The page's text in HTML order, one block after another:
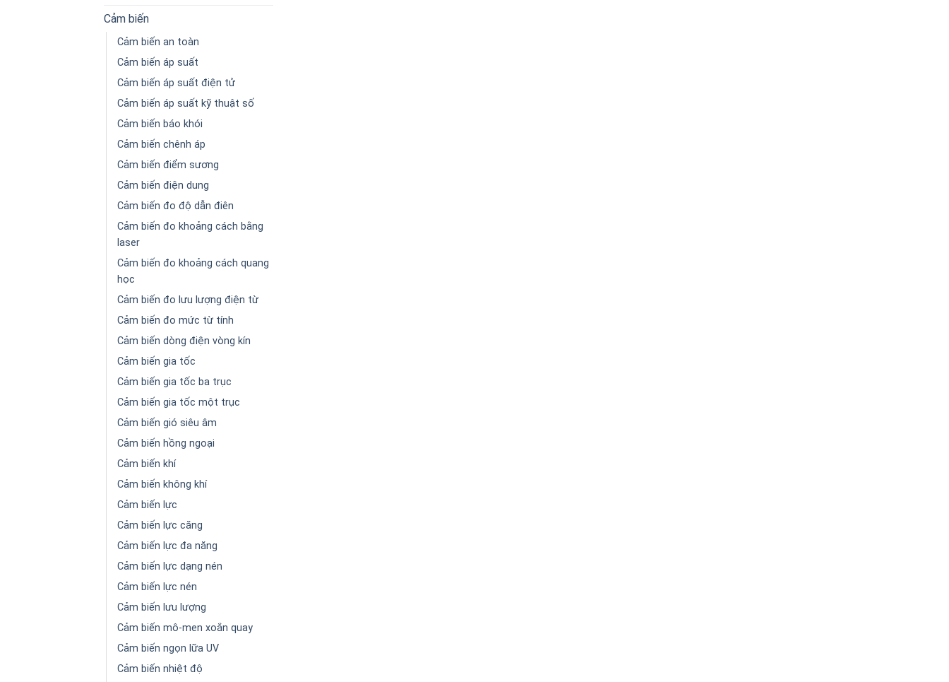
Cảm biến
Cảm biến an toàn
Cảm biến áp suất
Cảm biến áp suất điện tử
Cảm biến áp suất kỹ thuật số
Cảm biến báo khói
Cảm biến chênh áp
Cảm biến điểm sương
Cảm biến điện dung
Cảm biến đo độ dẫn điên
Cảm biến đo khoảng cách bằng
laser
Cảm biến đo khoảng cách quang
học
Cảm biến đo lưu lượng điện từ
Cảm biến đo mức từ tính
Cảm biến dòng điện vòng kín
Cảm biến gia tốc
Cảm biến gia tốc ba trục
Cảm biến gia tốc một trục
Cảm biến gió siêu âm
Cảm biến hồng ngoại
Cảm biến khí
Cảm biến không khí
Cảm biến lực
Cảm biến lực căng
Cảm biến lực đa năng
Cảm biến lực dạng nén
Cảm biến lực nén
Cảm biến lưu lượng
Cảm biến mô-men xoắn quay
Cảm biến ngọn lữa UV
Cảm biến nhiệt độ